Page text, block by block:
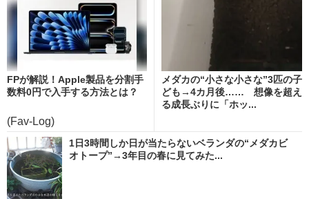
FPが解説！Apple製品を分割手
数料0円で入手する方法とは？
(Fav-Log)
メダカの“小さな小さな”3匹の子
ども→4カ月後…… 想像を超え
る成長ぶりに「ホッ...
1日3時間しか日が当たらないベランダの“メダカビ
オトープ”→3年目の春に見てみた...